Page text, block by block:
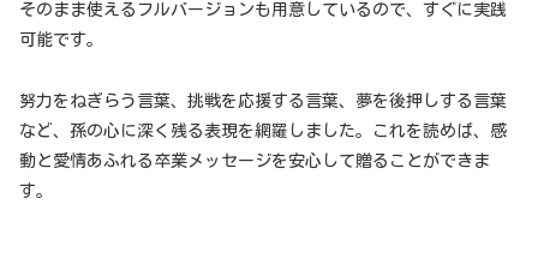
そのまま使えるフルバージョンも用意しているので、すぐに実践
可能です。
努力をねぎらう言葉、挑戦を応援する言葉、夢を後押しする言葉
など、孫の心に深く残る表現を網羅しました。これを読めば、感
動と愛情あふれる卒業メッセージを安心して贈ることができま
す。